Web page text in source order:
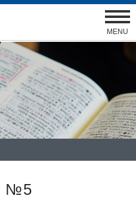
MENU
№5